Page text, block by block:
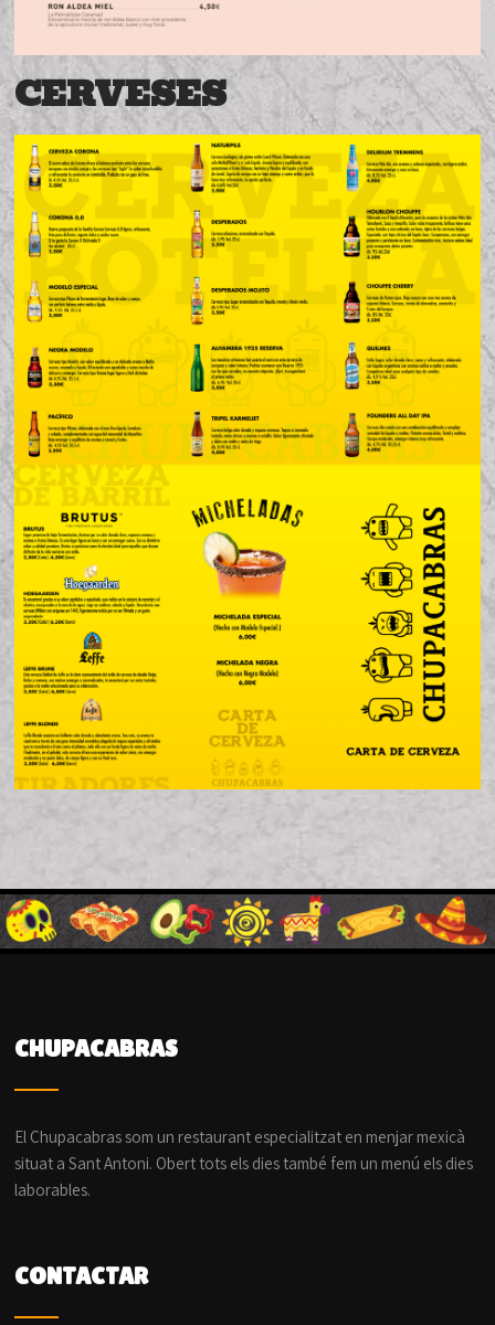
CERVESES
CHUPACABRAS
El Chupacabras som un restaurant especialitzat en menjar mexicà
situat a Sant Antoni. Obert tots els dies també fem un menú els dies
laborables.
CONTACTAR